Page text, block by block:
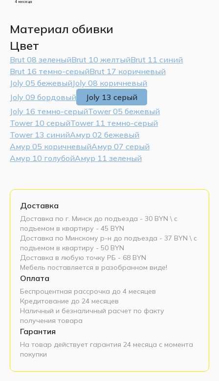
4 месяца
Материал обивки
Цвет
Brut 08 зеленыйBrut 10 желтыйBrut 11 синий
Brut 16 темно-серыйBrut 17 коричневый
Joly 05 бежевыйJoly 08 коричневый
Joly 09 бордовый
Joly 13 серый
Joly 16 темно-серыйTower 05 бежевый
Tower 10 серыйTower 11 темно-серый
Tower 13 синийАмур 02 бежевый
Амур 05 коричневыйАмур 07 серый
Амур 10 голубойАмур 11 зеленый
Доставка
Доставка по г. Минск до подъезда - 30 BYN \ c
подъемом в квартиру - 45 BYN
Доставка по Минскому р-н до подъезда - 37 BYN \ c
подъемом в квартиру - 50 BYN
Доставка в любую точку РБ - 68 BYN
Мебель поставляется в разобранном виде!
Оплата
Беспроцентная рассрочка до 4 месяцев
Кредитование до 24 месяцев
Наличный и безналичный расчет по факту
получения товара
Гарантия
На товар действует гарантия 24 месяца с момента
покупки